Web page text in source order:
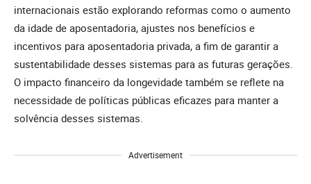
internacionais estão explorando reformas como o aumento
da idade de aposentadoria, ajustes nos benefícios e
incentivos para aposentadoria privada, a fim de garantir a
sustentabilidade desses sistemas para as futuras gerações.
O impacto financeiro da longevidade também se reflete na
necessidade de políticas públicas eficazes para manter a
solvência desses sistemas.
Advertisement